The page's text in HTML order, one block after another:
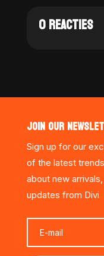
0 REACTIES
JOIN OUR
Sign up for our
of the latest
about new
updates from Divi